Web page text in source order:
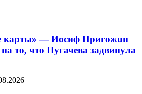
карты» — Иосиф Пpигожuн
то, что Пугачева задвинула